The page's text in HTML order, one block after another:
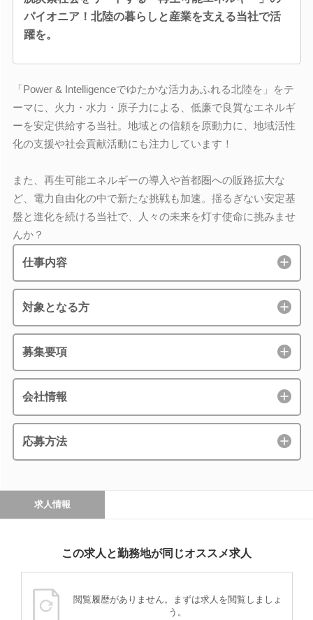
パイオニア！北陸の暮らしと産業を支える当社で活
躍を。
「Power & Intelligenceでゆたかな活力あふれる北陸を」をテ
ーマに、火力・水力・原子力による、低廉で良質なエネルギ
ーを安定供給する当社。地域との信頼を原動力に、地域活性
化の支援や社会貢献活動にも注力しています！
また、再生可能エネルギーの導入や首都圏への販路拡大な
ど、電力自由化の中で新たな挑戦も加速。揺るぎない安定基
盤と進化を続ける当社で、人々の未来を灯す使命に挑みませ
んか？
仕事内容
対象となる方
募集要項
会社情報
応募方法
求人情報
この求人と勤務地が同じオススメ求人
閲覧履歴がありません。まずは求人を閲覧しましょ
う。